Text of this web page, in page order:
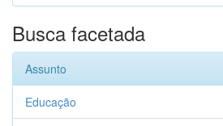
Busca facetada
Assunto
Educação